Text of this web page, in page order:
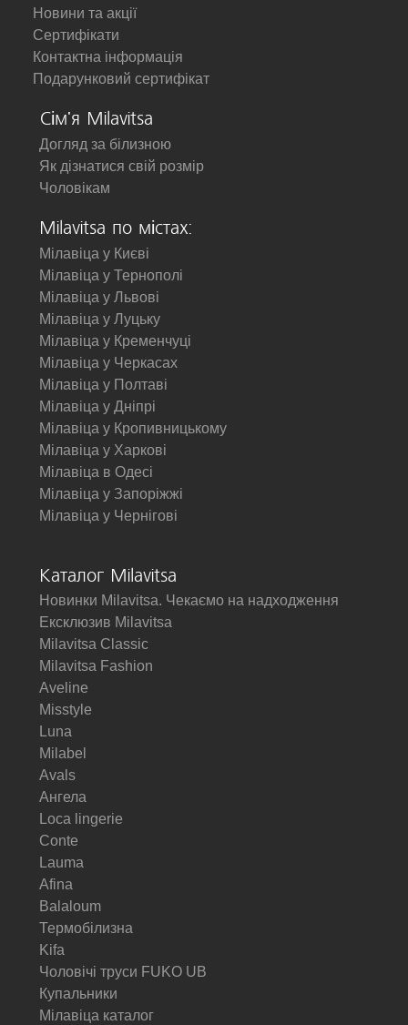
Новини та акції
Сертифікати
Контактна інформація
Подарунковий сертифікат
Сім'я Milavitsa
Догляд за білизною
Як дізнатися свій розмір
Чоловікам
Milavitsa по містах:
Мілавіца у Києві
Мілавіца у Тернополі
Мілавіца у Львові
Мілавіца у Луцьку
Мілавіца у Кременчуці
Мілавіца у Черкасах
Мілавіца у Полтаві
Мілавіца у Дніпрі
Мілавіца у Кропивницькому
Мілавіца у Харкові
Мілавіца в Одесі
Мілавіца у Запоріжжі
Мілавіца у Чернігові
Каталог Milavitsa
Новинки Milavitsa. Чекаємо на надходження
Ексклюзив Milavitsa
Milavitsa Classic
Milavitsa Fashion
Aveline
Misstyle
Luna
Milabel
Avals
Ангела
Loca lingerie
Conte
Lauma
Afina
Balaloum
Термобілизна
Kifa
Чоловічі труси FUKO UB
Купальники
Мілавіца каталог